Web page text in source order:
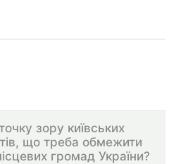
зору київських
що треба обмежити
громад України?